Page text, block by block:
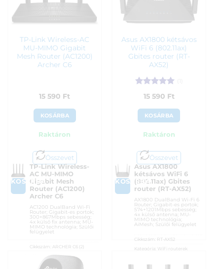
TP-Link Wireless-AC
MU-MIMO Gigabit
Mesh Router (AC1200)
Archer C6
15 590 Ft
KOSÁRBA
Raktáron
Összevet
KOSÁRBA
TP-Link Wireless-
AC MU-MIMO
Gigabit Mesh
Router (AC1200)
Archer C6
AC1200 DualBand Wi-Fi
Router; Gigabit-es portok;
300+867Mbps sebesség;
4x külső fix antenna; MU-
MIMO technológia; Szülői
felügyelet
Cikkszám:ARCHER C6 (2)
Kategória:WiFi routerek
Gyártó:TP-Link
Asus AX1800 kétsávos
WiFi 6 (802.11ax)
Gbites router (RT-
AX52)
Értékelés:5
/ 515 590 Ft
KOSÁRBA
Raktáron
Összevet
KOSÁRBA
Asus AX1800
kétsávos WiFi 6
(802.11ax) Gbites
router (RT-AX52)
AX1800 DualBand Wi-Fi 6
Router; Gigabit-es portok;
574+1201Mbps sebesség;
4x külső antenna; MU-
MIMO technológia;
AiMesh; Szülői felügyelet
Cikkszám: RT-AX52
Kategória: WiFi routerek